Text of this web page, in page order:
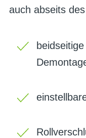
auch abseits